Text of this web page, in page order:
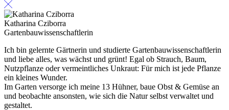
Katharina Cziborra
Gartenbauwissenschaftlerin
Ich bin gelernte Gärtnerin und studierte Gartenbauwissenschaftlerin
und liebe alles, was wächst und grünt! Egal ob Strauch, Baum,
Nutzpflanze oder vermeintliches Unkraut: Für mich ist jede Pflanze
ein kleines Wunder.
Im Garten versorge ich meine 13 Hühner, baue Obst & Gemüse an
und beobachte ansonsten, wie sich die Natur selbst verwaltet und
gestaltet.